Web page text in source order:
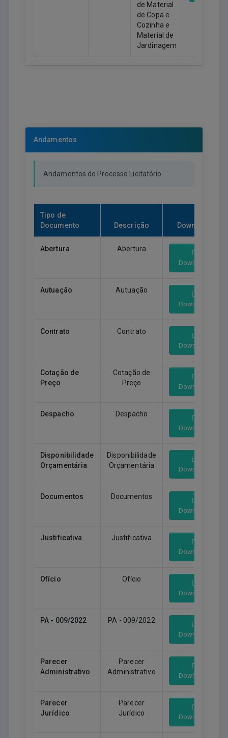
de Material
de Copa e
Cozinha e
Material de
Jardinagem
Andamentos
Andamentos do Processo Licitatório
Tipo de
Documento
Descrição Download
Abertura Abertura
Download
Autuação Autuação
Download
Contrato Contrato
Download
Cotação de
Preço
Cotação de
Preço
Download
Despacho Despacho
Download
Disponibilidade
Orçamentária
Disponibilidade
Orçamentária
Download
Documentos Documentos
Download
Justificativa Justificativa
Download
Ofício Ofício
Download
PA - 009/2022 PA - 009/2022
Download
Parecer
Administrativo
Parecer
Administrativo
Download
Parecer
Jurídico
Parecer
Jurídico
Download